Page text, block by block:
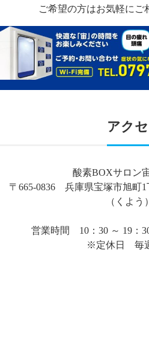
ご希望の方はお気軽にご
アク
酸素BOXサロン
〒665-0836 兵庫県宝塚市旭町
（くよう
営業時間 10：30 ～ 19：
※定休日 毎